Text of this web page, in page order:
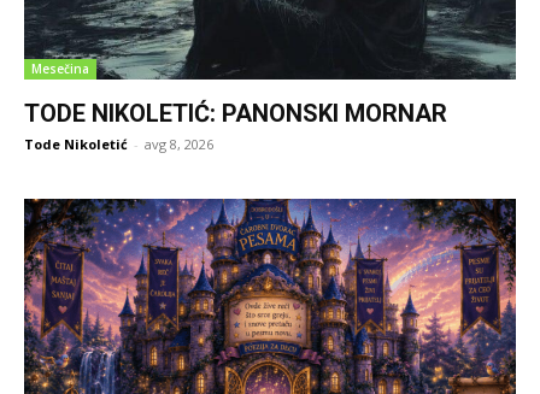
Mesečina
TODE NIKOLETIĆ: PANONSKI MORNAR
Tode Nikoletić - avg 8, 2026